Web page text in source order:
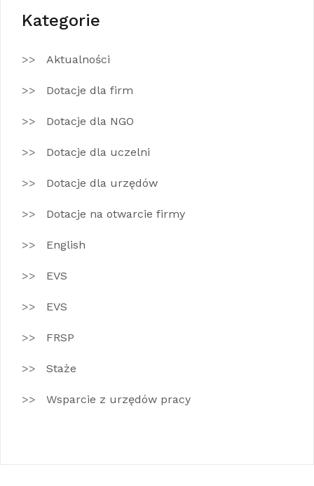
Kategorie
Aktualności
Dotacje dla firm
Dotacje dla NGO
Dotacje dla uczelni
Dotacje dla urzędów
Dotacje na otwarcie firmy
English
EVS
EVS
FRSP
Staże
Wsparcie z urzędów pracy